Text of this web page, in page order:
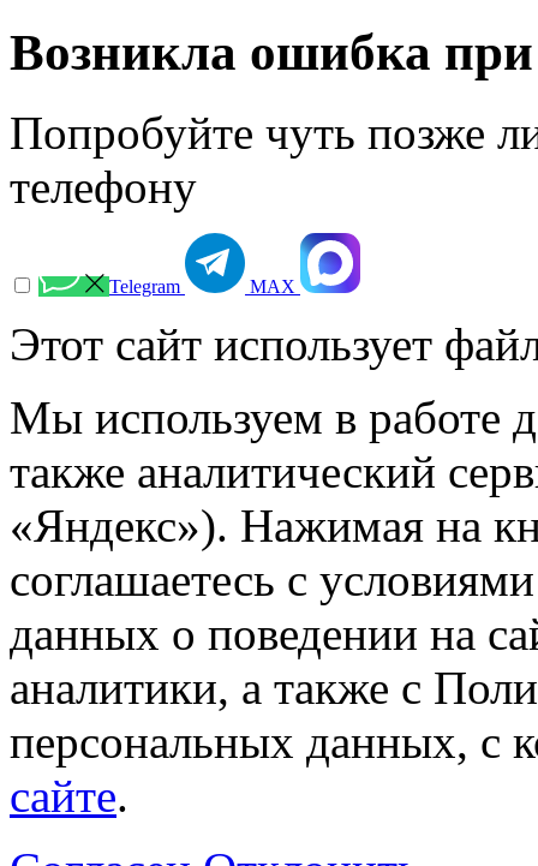
Возникла ошибка при
Попробуйте чуть позже
телефону
Telegram МАХ
Этот сайт использует
Мы используем в работе
также аналитический
«Яндекс»). Нажимая на
соглашаетесь с
данных о поведении на
аналитики, а также с
персональных данных, с
сайте.